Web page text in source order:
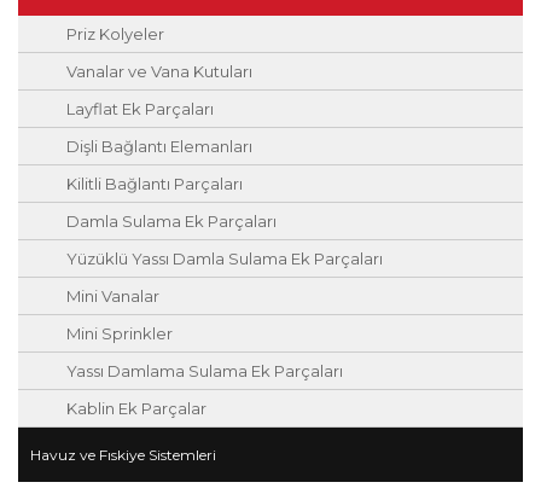
Priz Kolyeler
Vanalar ve Vana Kutuları
Layflat Ek Parçaları
Dişli Bağlantı Elemanları
Kilitli Bağlantı Parçaları
Damla Sulama Ek Parçaları
Yüzüklü Yassı Damla Sulama Ek Parçaları
Mini Vanalar
Mini Sprinkler
Yassı Damlama Sulama Ek Parçaları
Kablin Ek Parçalar
Havuz ve Fıskiye Sistemleri